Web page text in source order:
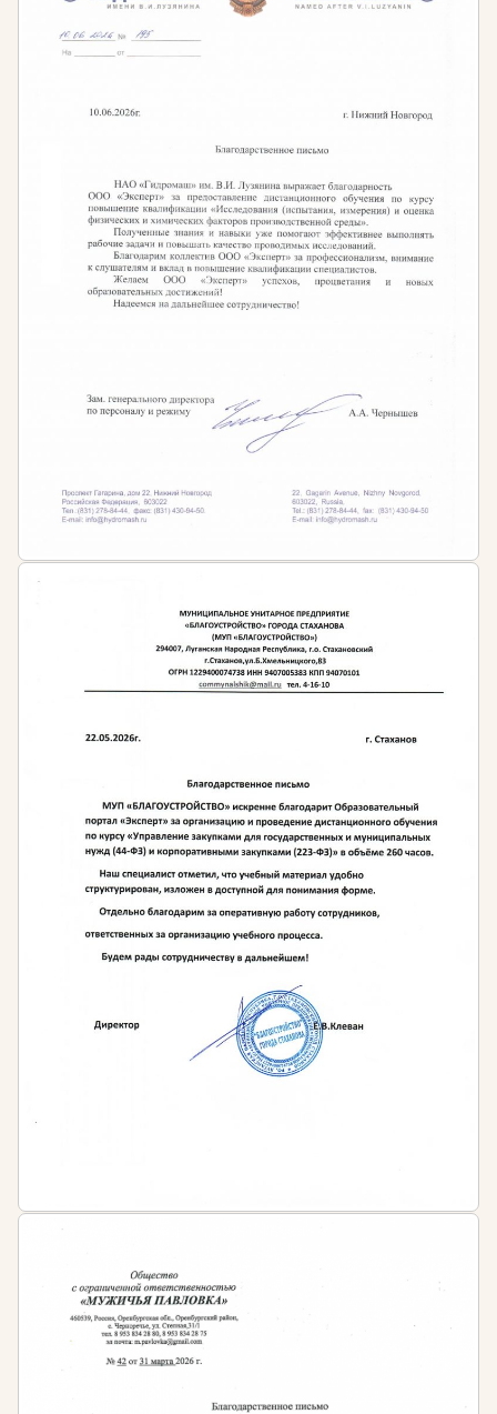
области сметного дела и ценообразования.
Требования к образованию для работы в сфере
обеспечения строительного производства»,
утвержденного Приказом Минтруда и социальной
защиты РФ от 08.12.2014 №983н необходимо:
наличие профильного среднего
профессионального или высшего образования в
наличие среднего профессионального или
высшего образования в любой сфере и
дополнительное профессиональное
ценообразования
Экономистам планово-экономического отдела
строительной организации
Специалистам по планово-экономическому
обеспечению
Руководителям службы по подготовке
Закупщикам
Финансовым управляющим
Начальникам ПТО
Специалистам любого профиля, желающим
получить новую профессию
Периодичность обучения:
После окончания курса обучающийся получает
диплом о профессиональной переподготовке
бессрочным сроком действия.
программы повышения квалификации,
периодичность которых устанавливается:
Профессиональными стандартами в сфере
сметного дела и ценообразования
Иными нормативно-правовыми актами в
сфере сметного дела и ценообразования